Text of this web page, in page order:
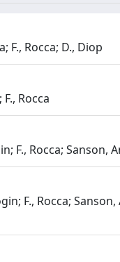
F., Rocca; D., Diop
Rocca
F., Rocca;
F., Rocca;